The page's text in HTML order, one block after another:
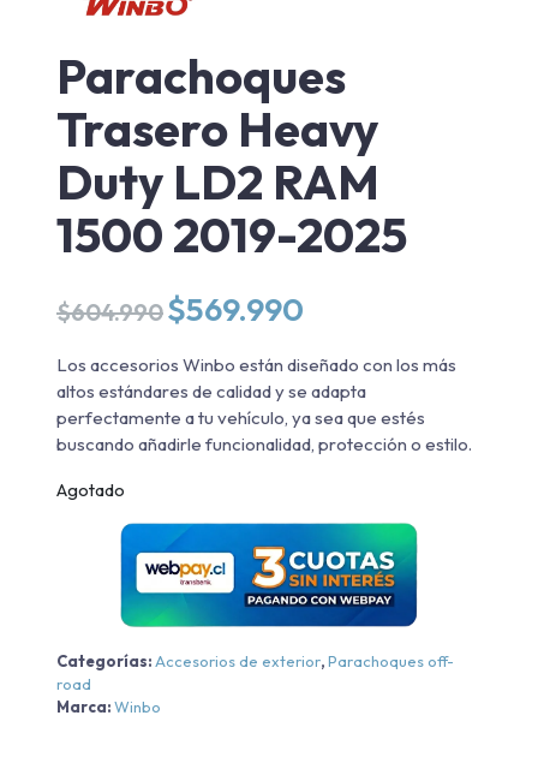
Parachoques
Trasero Heavy
Duty LD2 RAM
1500 2019-2025
$604.990 El
precio
original
era:
$604.990.
$569.990
actual
es:
$569.990.
Los accesorios Winbo están diseñado con los más
altos estándares de calidad y se adapta
perfectamente a tu vehículo, ya sea que estés
buscando añadirle funcionalidad, protección o estilo.
Agotado
Categorías: Accesorios de exterior,Parachoques off-
road
Marca:Winbo